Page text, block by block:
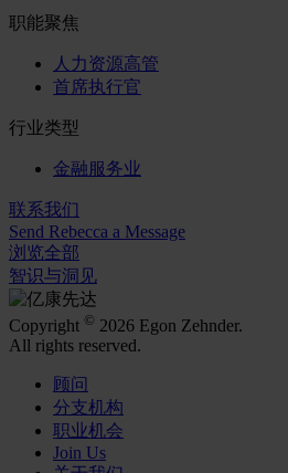
职能聚焦
人力资源高管
首席执行官
行业类型
金融服务业
联系我们
Send Rebecca a Message
浏览全部
智识与洞见
Copyright © 2026 Egon Zehnder.
All rights reserved.
顾问
分支机构
职业机会
Join Us